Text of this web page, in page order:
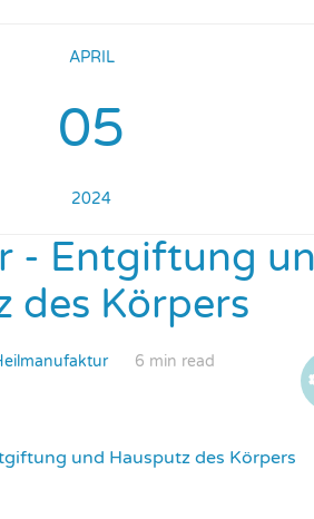
APRIL
05
2024
- Entgiftung
des Körpers
6 min read